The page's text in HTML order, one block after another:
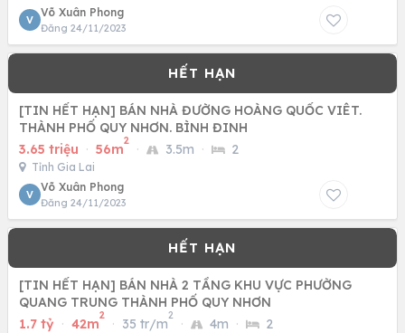
V
Võ Xuân Phong
Đăng 24/11/2023
[TIN HẾT HẠN] BÁN NHÀ ĐƯỜNG HOÀNG QUỐC VIÊT.
THÀNH PHỐ QUY NHƠN. BÌNH ĐINH
3.65 triệu · 56m
2
· 3.5m · 2
Tỉnh Gia Lai
V
Võ Xuân Phong
Đăng 24/11/2023
[TIN HẾT HẠN] BÁN NHÀ 2 TẦNG KHU VỰC PHƯỜNG
QUANG TRUNG THÀNH PHỐ QUY NHƠN
1.7 tỷ · 42m
2
· 35 tr/m
2
· 4m · 2